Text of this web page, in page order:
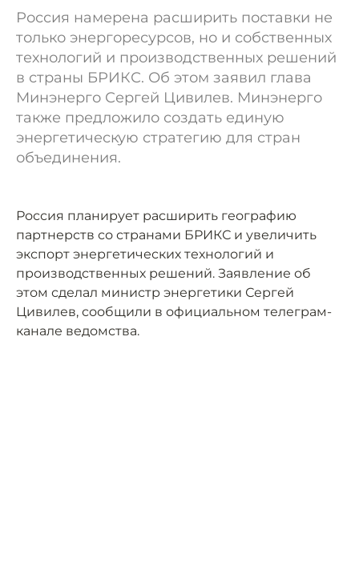
Россия намерена расширить поставки не
только энергоресурсов, но и собственных
технологий и производственных решений
в страны БРИКС. Об этом заявил глава
Минэнерго Сергей Цивилев. Минэнерго
также предложило создать единую
энергетическую стратегию для стран
объединения.
Россия планирует расширить географию
партнерств со странами БРИКС и увеличить
экспорт энергетических технологий и
производственных решений. Заявление об
этом сделал министр энергетики Сергей
Цивилев, сообщили в официальном телеграм-
канале ведомства.